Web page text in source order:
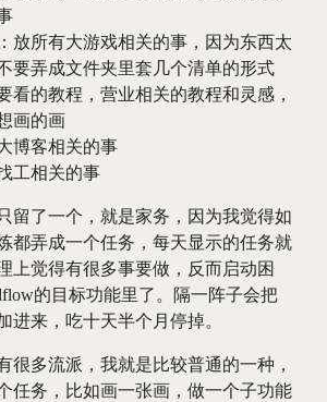
放所有大游戏相关的事，因为东西太
要弄成文件夹里套几个清单的形式
看的教程，营业相关的教程和灵感，
画的画
博客相关的事
工相关的事
留了一个，就是家务，因为我觉得如
都弄成一个任务，每天显示的任务就
上觉得有很多事要做，反而启动困
的目标功能里了。隔一阵子会把
进来，吃十天半个月停掉。
很多流派，我就是比较普通的一种，
任务，比如画一张画，做一个子功能